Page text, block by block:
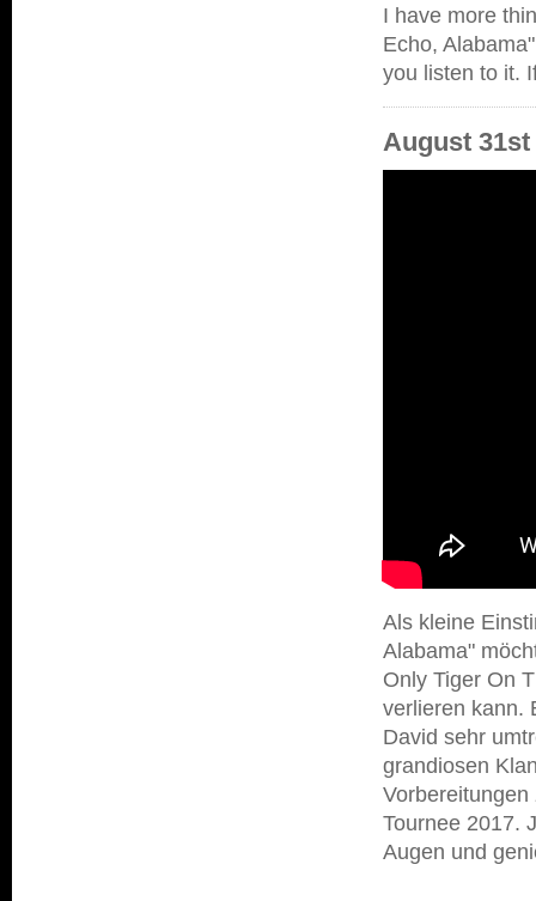
I have more
Echo,
you listen to it.
August 31st
Als kleine
Alabama"
Only Tiger On
verlieren kann.
David sehr
grandiosen
Tournee 2017.
Augen und